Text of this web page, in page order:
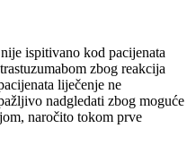
ispitivano kod pacijenata
zbog reakcija
liječenje ne
nadgledati zbog moguće
naročito tokom prve